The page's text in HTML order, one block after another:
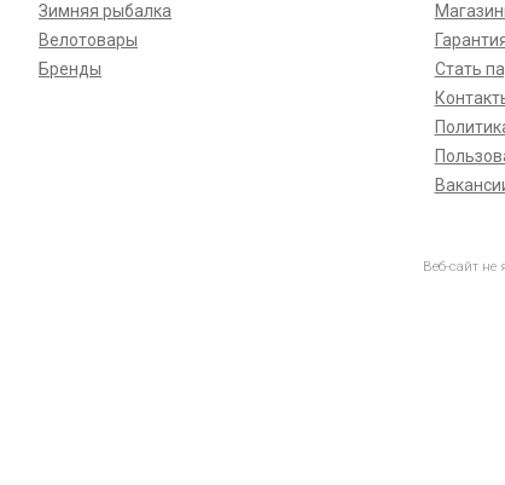
Зимняя рыбалка
Велотовары
Бренды
Стать
Веб-сайт не